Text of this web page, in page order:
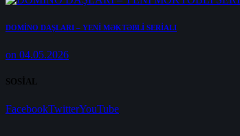
DOMİNO DAŞLARI – YENİ MƏKTƏBLİ SERİALI
on 04.05.2026
SOSİAL
FacebookTwitterYouTube